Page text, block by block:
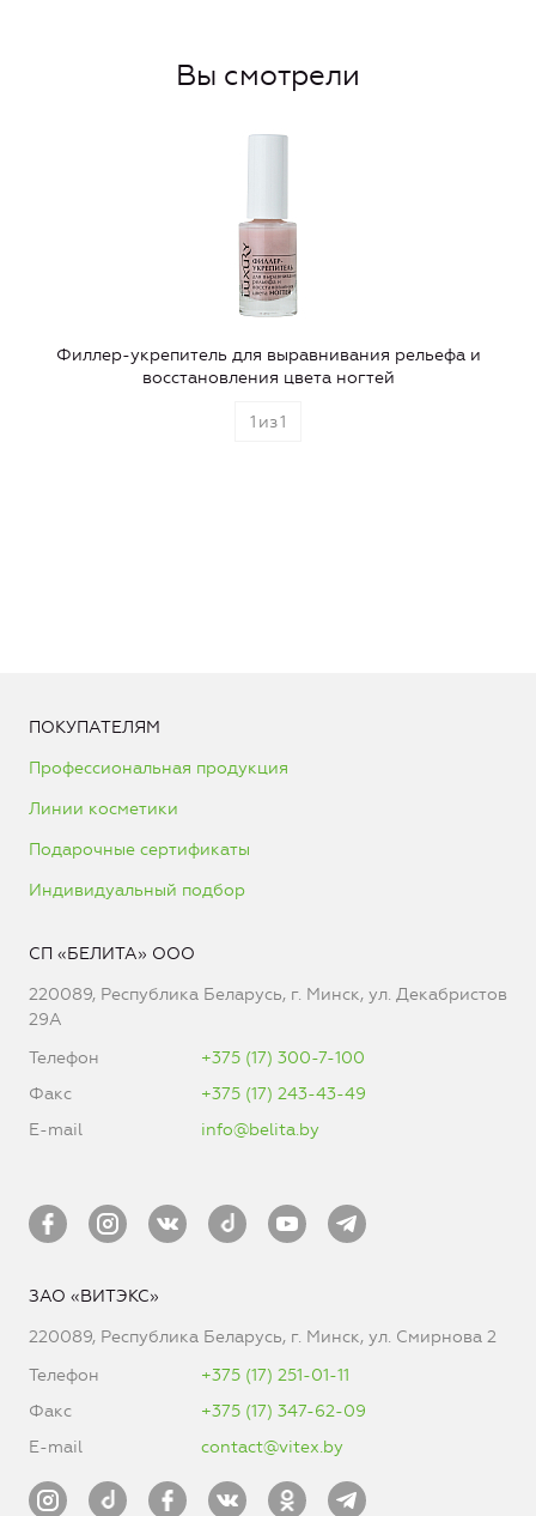
Вы смотрели
Филлер-укрепитель для выравнивания рельефа и
восстановления цвета ногтей
1 из1
ПОКУПАТЕЛЯМ
Профессиональная продукция
Линии косметики
Подарочные сертификаты
Индивидуальный подбор
СП «БЕЛИТА» ООО
220089, Республика Беларусь, г. Минск, ул. Декабристов
29А
Телефон
+375 (17) 300-7-100
Факс
+375 (17) 243-43-49
E-mail
info@belita.by
ЗАО «ВИТЭКС»
220089, Республика Беларусь, г. Минск, ул. Смирнова 2
Телефон
+375 (17) 251-01-11
Факс
+375 (17) 347-62-09
E-mail
contact@vitex.by